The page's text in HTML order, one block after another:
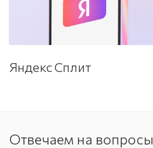
Яндекс Сплит
Отвечаем на вопросы